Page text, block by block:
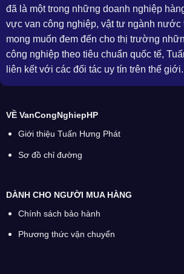
đã là một trong những doanh nghiệp
vực van công nghiệp, vật tư ngành nước
mong muốn đem đến cho thị trường
công nghiệp theo tiêu chuẩn quốc tế,
liên kết với các đối tác uy tín trên thế giới.
VỀ VanCongNghiepHP
Giới thiệu Tuấn Hưng Phát
Sơ đồ chỉ đường
DÀNH CHO NGƯỜI MUA HÀNG
Chính sách bảo hành
Phương thức vận chuyển